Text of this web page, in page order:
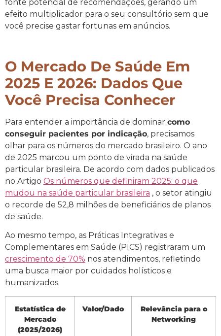
fonte potencial de recomendações, gerando um
efeito multiplicador para o seu consultório sem que
você precise gastar fortunas em anúncios.
O Mercado De Saúde Em
2025 E 2026: Dados Que
Você Precisa Conhecer
Para entender a importância de dominar como
conseguir pacientes por indicação, precisamos
olhar para os números do mercado brasileiro. O ano
de 2025 marcou um ponto de virada na saúde
particular brasileira. De acordo com dados publicados
no Artigo Os números que definiram 2025: o que
mudou na saúde particular brasileira , o setor atingiu
o recorde de 52,8 milhões de beneficiários de planos
de saúde.
Ao mesmo tempo, as Práticas Integrativas e
Complementares em Saúde (PICS) registraram um
crescimento de 70% nos atendimentos, refletindo
uma busca maior por cuidados holísticos e
humanizados.
Estatística de
Mercado
(2025/2026)
Valor/Dado
Relevância para o
Networking